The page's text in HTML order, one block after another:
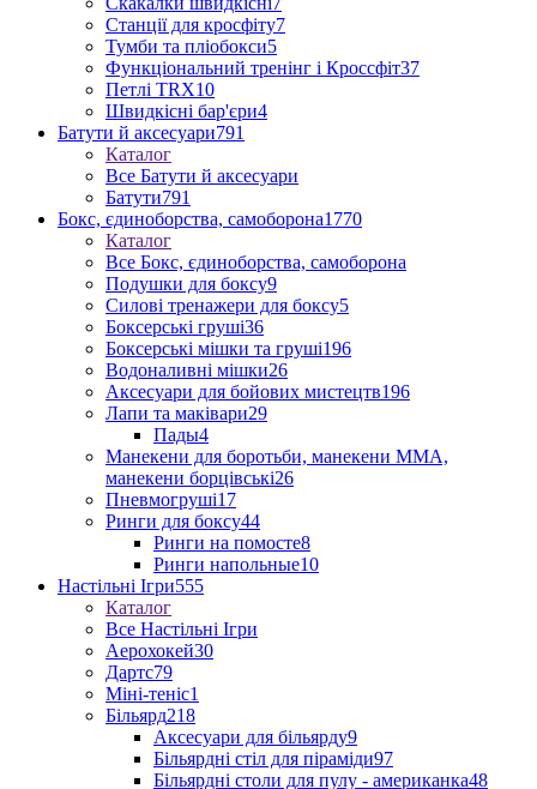
Станції для кросфіту7
Тумби та пліобокси5
Функціональний тренінг і Кроссфіт37
Петлі TRX10
Швидкісні бар'єри4
Батути й аксесуари791
Каталог
Все Батути й аксесуари
Батути791
Бокс, єдиноборства, самоборона1770
Каталог
Все Бокс, єдиноборства, самоборона
Подушки для боксу9
Силові тренажери для боксу5
Боксерські груші36
Боксерські мішки та груші196
Водоналивні мішки26
Аксесуари для бойових мистецтв196
Лапи та маківари29
Пады4
Манекени для боротьби, манекени ММА,
манекени борцівські26
Пневмогруші17
Ринги для боксу44
Ринги на помосте8
Ринги напольные10
Настільні Ігри555
Каталог
Все Настільні Ігри
Аерохокей30
Дартс79
Міні-теніс1
Більярд218
Аксесуари для більярду9
Більярдні стіл для піраміди97
Більярдні столи для пулу - американка48